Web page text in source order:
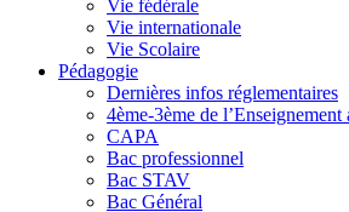
Vie fédérale
Vie internationale
Vie Scolaire
Pédagogie
Dernières infos réglementaires
4ème-3ème de l’Enseignement
CAPA
Bac professionnel
Bac STAV
Bac Général